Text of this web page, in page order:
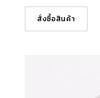
สั่งซื้อสินค้า